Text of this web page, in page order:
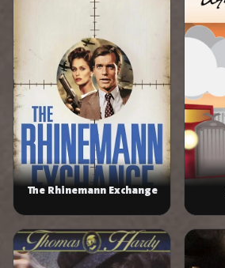
The Rhinemann Exchange